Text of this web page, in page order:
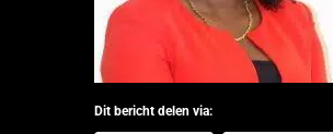
Dit bericht delen via: